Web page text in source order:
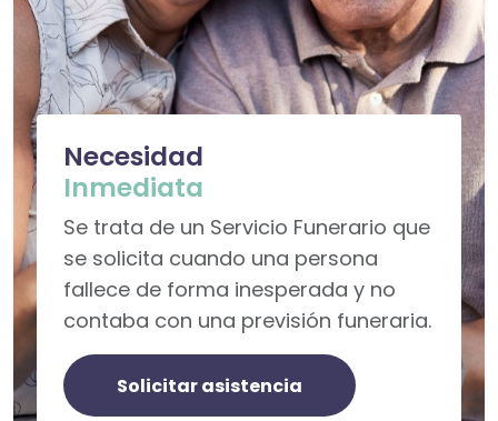
Necesidad
Inmediata
Se trata de un Servicio Funerario que
se solicita cuando una persona
fallece de forma inesperada y no
contaba con una previsión funeraria.
Solicitar asistencia